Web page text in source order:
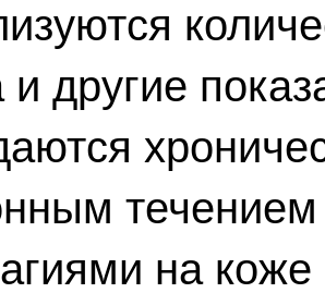
и другие
на